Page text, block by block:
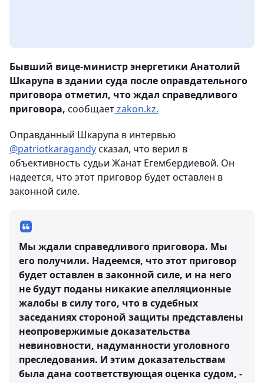
Бывший вице-министр энергетики Анатолий
Шкарупа в здании суда после оправдательного
приговора отметил, что ждал справедливого
приговора, сообщаетzakon.kz.
Оправданный Шкарупа в интервью
@patriotkaragandyсказал, что верил в
объективность судьи Жанат Егембердиевой. Он
надеется, что этот приговор будет оставлен в
законной силе.
Мы ждали справедливого приговора. Мы
его получили. Надеемся, что этот приговор
будет оставлен в законной силе, и на него
не будут поданы никакие апелляционные
жалобы в силу того, что в судебных
заседаниях стороной защиты представлены
неопровержимые доказательства
невиновности, надуманности уголовного
преследования. И этим доказательствам
была дана соответствующая оценка судом, -